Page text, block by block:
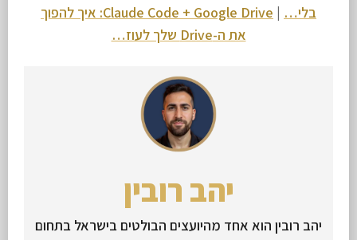
בלי… |
Claude Code + Google Drive: איך להפוך
את ה-Drive שלך לעוז…
יהב רובין
יהב רובין הוא אחד מהיועצים הבולטים בישראל בתחום